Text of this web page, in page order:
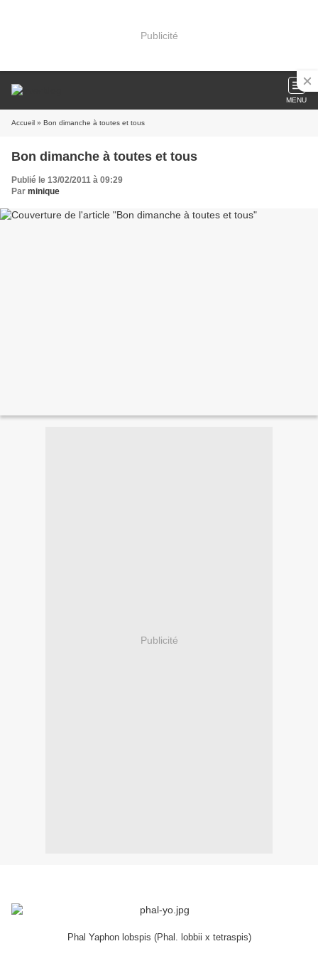
Publicité
MENU
Accueil » Bon dimanche à toutes et tous
Bon dimanche à toutes et tous
Publié le 13/02/2011 à 09:29
Par minique
Publicité
Phal Yaphon lobspis (Phal. lobbii x tetraspis)